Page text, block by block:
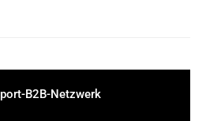
B2B-Netzwerk